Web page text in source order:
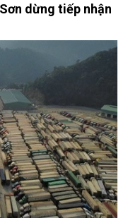
dừng tiếp nhận